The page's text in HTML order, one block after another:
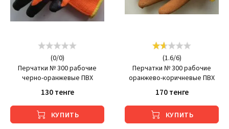
(0/0)
Перчатки № 300 рабочие
черно-оранжевые ПВХ
130 тенге
КУПИТЬ
(1.6/6)
Перчатки № 300 рабочие
оранжево-коричневые ПВХ
170 тенге
КУПИТЬ